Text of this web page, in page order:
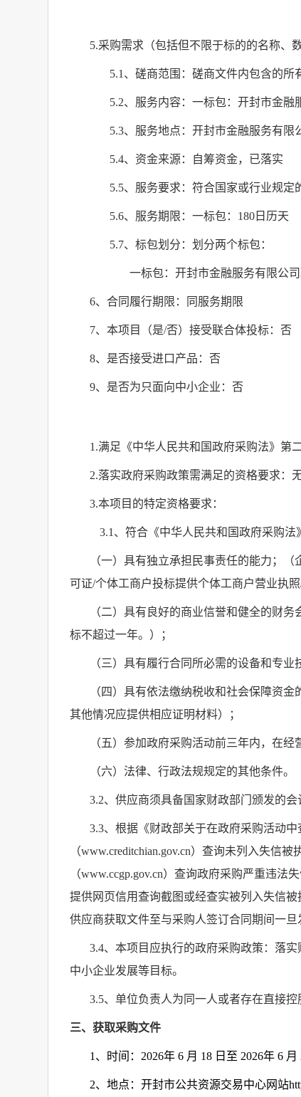
5.采购需求（包括但不限于标的的名称、
5.1 、磋商范围：磋商文件内包含的所
5.2、服务内容：一标包：开封市金融
5.3、服务地点：开封市金融服务有限
5.4、资金来源：自筹资金，已落实
5.5、服务要求：符合国家或行业规定
5.6、服务期限：一标包： 180 日历天
5.7、标包划分：划分两个标包：
一标包：开封市金融服务有限公
6、合同履行期限：同服务期限
7、本项目（是/否）接受联合体投标：否
8、是否接受进口产品：否
9、是否为只面向中小企业：否
1.满足《中华人民共和国政府采购法》第
2.落实政府采购政策需满足的资格要求：
3.本项目的特定资格要求：
3.1 、符合《中华人民共和国政府采购法
（一）具有独立承担民事责任的能力；
可证/个体工商户投标提供个体工商户营业执照
（二）具有良好的商业信誉和健全的财务
标不超过一年。 ）；
（三）具有履行合同所必需的设备和专业
（四） 具有依法缴纳税收和社会保障资金
其他情况应提供相应证明材料）；
（五）参加政府采购活动前三年内，在
（六）法律、行政法规规定的其他条件。
3.2、供应商须具备国家财政部门颁发的
3.3、根据《财政部关于在政府采购活动
（www.creditchian.gov.cn）查询未列入失信被
（www.ccgp.gov.cn）查询政府采购严重违法
提供网页信用查询截图或经查实被列入失信
供应商获取文件至与采购人签订合同期间一
3.4、本项目应执行的政府采购政策：落
中小企业发展等目标。
3.5、单位负责人为同一人或者存在直接
三、获取采购文件
1 、时间： 2026年 6 月 18 日至 2026年 6 月
2、地点：开封市公共资源交易中心网站